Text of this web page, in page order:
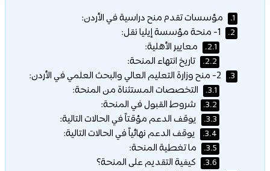
1. مؤسسات تقدم منح دراسية في الأردن:
2.
2.1. معايير الأهلية:
2.2. تاريخ انتهاء المنحة:
3.
3.1. التخصصات المستثناة من المنحة:
3.2. شروط القبول في المنحة:
3.3. يوقف الدعم مؤقتاً في الحالات التالية:
3.4. يوقف الدعم نهائياً في الحالات التالية:
3.5. ما تغطية المنحة:
3.6. كيفية التقديم على المنحة؟